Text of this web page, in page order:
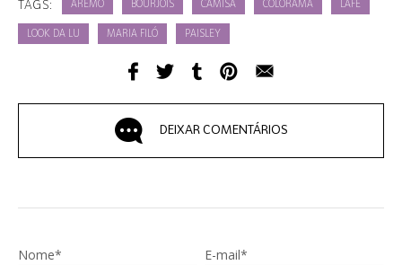
TAGS: AREMO BOURJOIS CAMISA COLORAMA LAFÊ
LOOK DA LU MARIA FILÓ PAISLEY
DEIXAR COMENTÁRIOS
Nome* E-mail*